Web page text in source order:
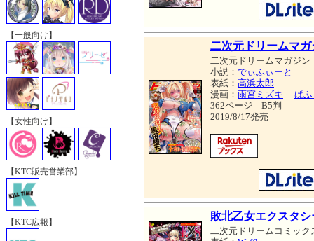
【一般向け】
【女性向け】
【KTC販売営業部】
【KTC広報】
二次元ドリームマ
二次元ドリームマガジン
小説： でぃふぃーと
表紙： 高浜太郎
漫画： 雨宮ミズキ
ぱ
362ページ B5判
2019/8/17発売
敗北乙女エクスタシ
二次元ドリームコミック